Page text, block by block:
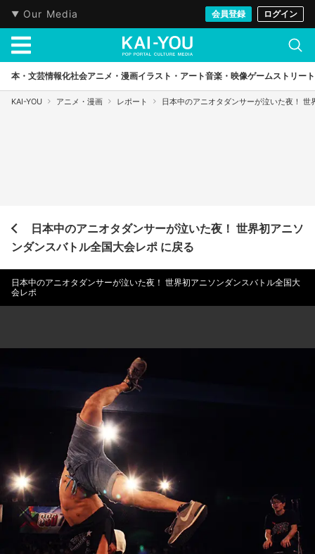
Our Media 会員登録 ログイン
本・文芸情報化社会アニメ・漫画イラスト・アート音楽・映像ゲームストリート
KAI-YOU アニメ・漫画 レポート 日本中のアニオタダンサーが泣いた夜！
日本中のアニオタダンサーが泣いた夜！ 世界初アニソ
ンダンスバトル全国大会レポ に戻る
日本中のアニオタダンサーが泣いた夜！ 世界初アニソンダンスバトル全国大
会レポ